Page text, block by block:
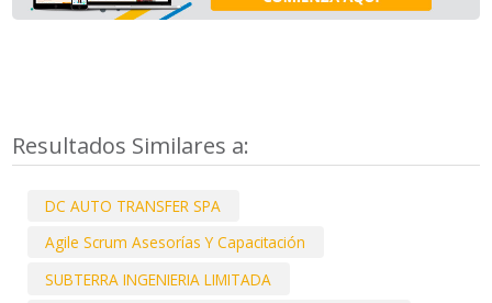
Resultados Similares a:
DC AUTO TRANSFER SPA
Agile Scrum Asesorías Y Capacitación
SUBTERRA INGENIERIA LIMITADA